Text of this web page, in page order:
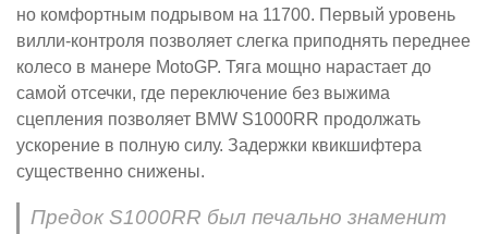
но комфортным подрывом на 11700. Первый уровень
вилли-контроля позволяет слегка приподнять переднее
колесо в манере MotoGP. Тяга мощно нарастает до
самой отсечки, где переключение без выжима
сцепления позволяет BMW S1000RR продолжать
ускорение в полную силу. Задержки квикшифтера
существенно снижены.
Предок S1000RR был печально знаменит